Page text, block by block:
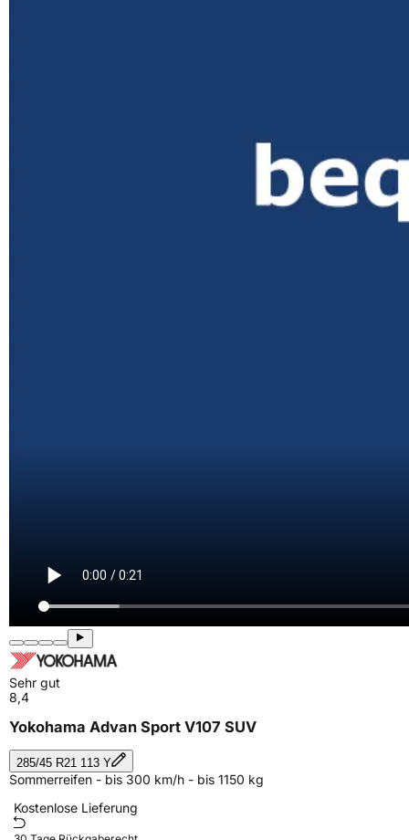
Sehr gut
8,4
Yokohama Advan Sport V107 SUV
285/45 R21 113 Y
Sommerreifen - bis 300 km/h - bis 1150 kg
Kostenlose Lieferung